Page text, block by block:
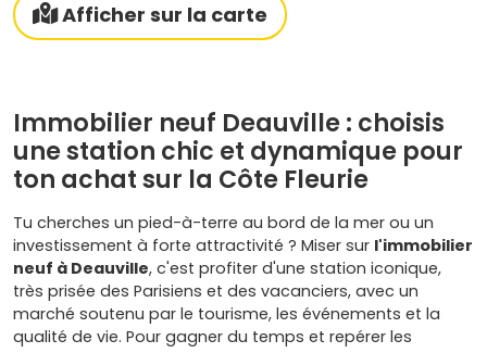
Afficher sur la carte
Immobilier neuf Deauville : choisis
une station chic et dynamique pour
ton achat sur la Côte Fleurie
Tu cherches un pied-à-terre au bord de la mer ou un
investissement à forte attractivité ? Miser sur l'immobilier
neuf à Deauville, c'est profiter d'une station iconique,
très prisée des Parisiens et des vacanciers, avec un
marché soutenu par le tourisme, les événements et la
qualité de vie. Pour gagner du temps et repérer les